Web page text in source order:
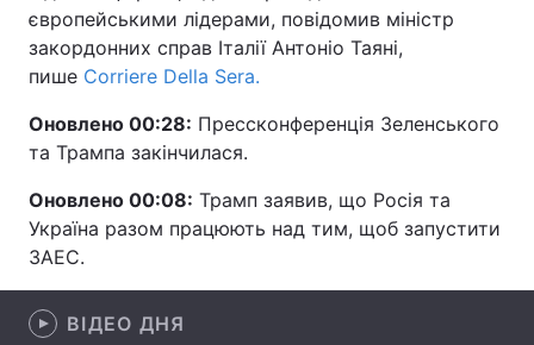
Спорт Наука
Техно і зв'язок
Зброя Інциденти
Здоров'я Туризм
Цікавинки
європейськими лідерами, повідомив міністр
закордонних справ Італії Антоніо Таяні,
пише Corriere Della Sera.
Оновлено 00:28: Прессконференція Зеленського
та Трампа закінчилася.
Оновлено 00:08: Трамп заявив, що Росія та
Україна разом працюють над тим, щоб запустити
ЗАЕС.
ВІДЕО ДНЯ